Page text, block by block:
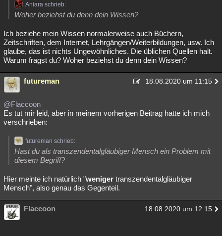
Aniara schrieb:
Woher beziehst du denn dein Wissen?
Ich beziehe mein Wissen normalerweise auch Büchern,
Zeitschriften, dem Internet, Lehrgängen/Weiterbildungen, usw. Ich
glaube, das ist nichts Ungewöhnliches. Die üblichen Quellen halt.
Warum fragst du? Woher beziehst du denn dein Wissen?
futureman 18.08.2020 um 11:15
@Flaccoon
Es tut mir leid, aber in meinem vorherigen Beitrag hatte ich mich
verschrieben:
futureman schrieb:
Hast du als transzendentalgläubiger Mensch ein Problem mit
diesem Begriff?
Hier meinte ich natürlich "weniger transzendentalgläubiger
Mensch", also genau das Gegenteil.
Flaccoon 18.08.2020 um 12:15